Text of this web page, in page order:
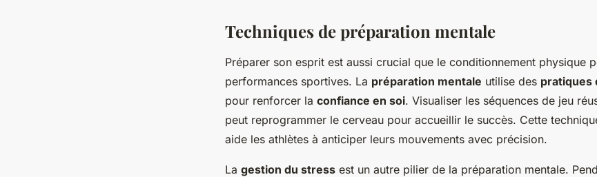
Techniques de préparation mentale
Préparer son esprit est aussi crucial que le conditionnement physique
performances sportives. La préparation mentale utilise des pratiques
pour renforcer la confiance en soi. Visualiser les séquences de jeu
peut reprogrammer le cerveau pour accueillir le succès. Cette
aide les athlètes à anticiper leurs mouvements avec précision.
La gestion du stress est un autre pilier de la préparation mentale.